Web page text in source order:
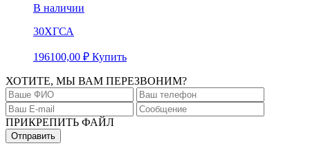
В наличии
30ХГСА
196100,00 ₽ Купить
ХОТИТЕ, МЫ ВАМ ПЕРЕЗВОНИМ?
ПРИКРЕПИТЬ ФАЙЛ